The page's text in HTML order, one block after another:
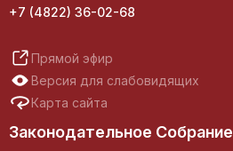
+7 (4822) 36-02-68
Прямой эфир
Версия для слабовидящих
Карта сайта
Законодательное Собрание